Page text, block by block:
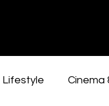
Lifestyle Cinema